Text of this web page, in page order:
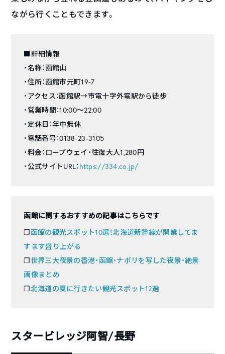
ながら行くこともできます。
■詳細情報
・名称：函館山
・住所：函館市元町19-7
・アクセス：函館駅→市電十字外電駅から徒歩
・営業時間：10:00〜22:00
・定休日：年中無休
・電話番号：0138-23-3105
・料金：ロープウェイ・往復大人1,280円
・公式サイトURL： https://334.co.jp/
函館に関するおすすめの記事はこちらです
❐函館の観光スポット10選！北海道新幹線が開業してま
すます盛り上がる
❐世界三大夜景の香港・函館・ナポリを写した夜景・絶景
画像まとめ
❐北海道の夏に行きたい観光スポット12選
スタービレッジ阿智/長野